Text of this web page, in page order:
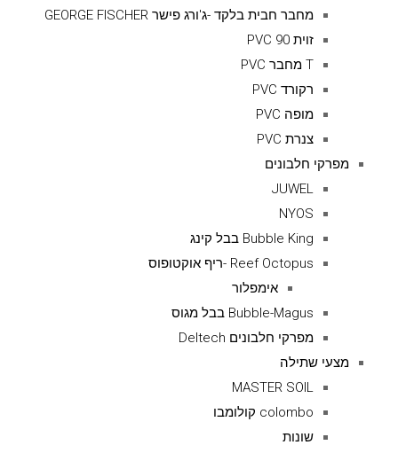
מחבר חבית בלקד -ג'ורג פישר GEORGE FISCHER
זוית 90 PVC
T מחבר PVC
רקורד PVC
מופה PVC
צנרת PVC
מפרקי חלבונים
JUWEL
NYOS
Bubble King בבל קינג
Reef Octopus -ריף אוקטופוס
אימפלור
Bubble-Magus בבל מגוס
מפרקי חלבונים Deltech
מצעי שתילה
MASTER SOIL
colombo קולומבו
שונות